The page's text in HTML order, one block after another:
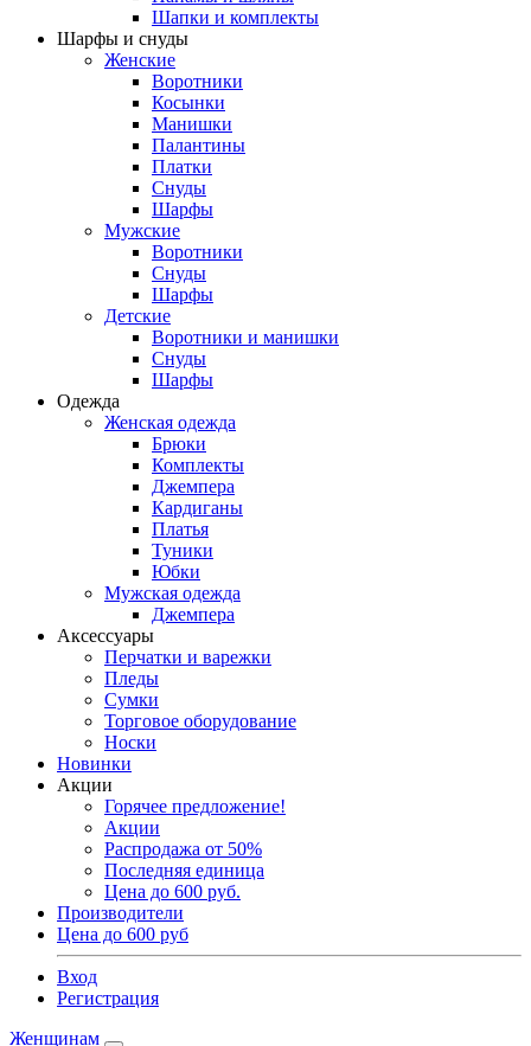
Шапки и комплекты
Шарфы и снуды
Женские
Воротники
Косынки
Манишки
Палантины
Платки
Снуды
Шарфы
Мужские
Воротники
Снуды
Шарфы
Детские
Воротники и манишки
Снуды
Шарфы
Одежда
Женская одежда
Брюки
Комплекты
Джемпера
Кардиганы
Платья
Туники
Юбки
Мужская одежда
Джемпера
Аксессуары
Перчатки и варежки
Пледы
Сумки
Торговое оборудование
Носки
Новинки
Акции
Горячее предложение!
Акции
Распродажа от 50%
Последняя единица
Цена до 600 руб.
Производители
Цена до 600 руб
Вход
Регистрация
Женщинам